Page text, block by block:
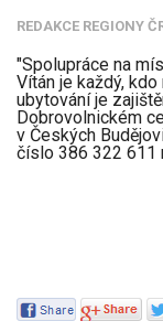
REDAKCE REGIONY
"Spolupráce na
Vítán je každý,
ubytování je
Dobrovolnickém
v Českých
číslo 386 322 611